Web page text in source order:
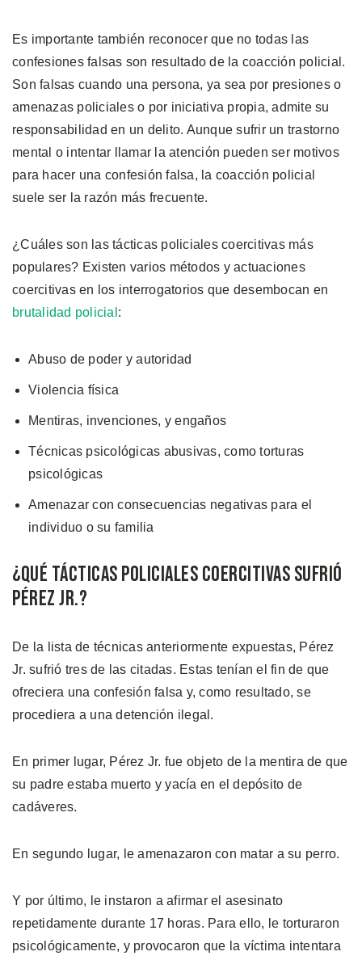
Es importante también reconocer que no todas las
confesiones falsas son resultado de la coacción policial.
Son falsas cuando una persona, ya sea por presiones o
amenazas policiales o por iniciativa propia, admite su
responsabilidad en un delito. Aunque sufrir un trastorno
mental o intentar llamar la atención pueden ser motivos
para hacer una confesión falsa, la coacción policial
suele ser la razón más frecuente.
¿Cuáles son las tácticas policiales coercitivas más
populares? Existen varios métodos y actuaciones
coercitivas en los interrogatorios que desembocan en
brutalidad policial :
Abuso de poder y autoridad
Violencia física
Mentiras, invenciones, y engaños
Técnicas psicológicas abusivas, como torturas
psicológicas
Amenazar con consecuencias negativas para el
individuo o su familia
¿Qué Tácticas Policiales Coercitivas Sufrió
Pérez Jr.?
De la lista de técnicas anteriormente expuestas, Pérez
Jr. sufrió tres de las citadas. Estas tenían el fin de que
ofreciera una confesión falsa y, como resultado, se
procediera a una detención ilegal.
En primer lugar, Pérez Jr. fue objeto de la mentira de que
su padre estaba muerto y yacía en el depósito de
cadáveres.
En segundo lugar, le amenazaron con matar a su perro.
Y por último, le instaron a afirmar el asesinato
repetidamente durante 17 horas. Para ello, le torturaron
psicológicamente, y provocaron que la víctima intentara